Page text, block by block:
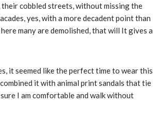
cobbled streets, without missing the
yes, with a more decadent point than
many are demolished, that will It gives a
it seemed like the perfect time to wear this
it with animal print sandals that tie
I am comfortable and walk without